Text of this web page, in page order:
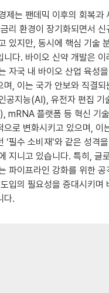
는 팬데믹 이후의 회복과
리 환경이 장기화되면서
있지만, 동시에 핵심 기술
니다. 바이오 신약 개발은 이
자국 내 바이오 산업 육성
며, 이는 국가 안보와 직결
공지능(AI), 유전자 편집
mRNA 플랫폼 등 혁신 기
로 변화시키고 있으며, 이
필수 소비재’와 같은 성격
지니고 있습니다. 특히, 글
이프라인 강화를 위한 공
입의 필요성을 증대시키며
다.